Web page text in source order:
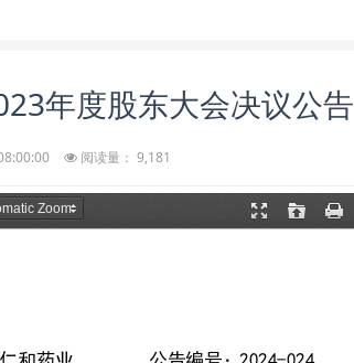
年度股东大会决议公告
阅读量： 9,181